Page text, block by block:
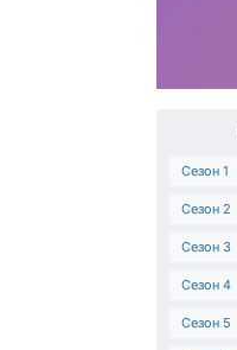
Сезон 1
Сезон 2
Сезон 3
Сезон 4
Сезон 5